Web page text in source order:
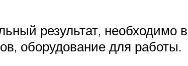
результат, необходимо
оборудование для работы.